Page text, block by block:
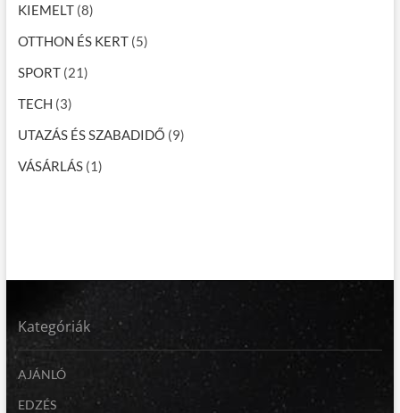
KIEMELT(8)
OTTHON ÉS KERT(5)
SPORT(21)
TECH (3)
UTAZÁS ÉS SZABADIDŐ (9)
VÁSÁRLÁS(1)
Kategóriák
AJÁNLÓ
EDZÉS